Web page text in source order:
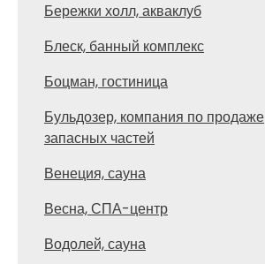
Бережки холл, акваклуб
Блеск, банный комплекс
Боцман, гостиница
Бульдозер, компания по продаже
запасных частей
Венеция, сауна
Весна, СПА-центр
Водолей, сауна